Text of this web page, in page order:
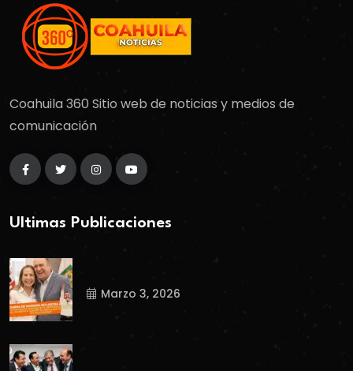
Coahuila 360 Sitio web de noticias y medios de
comunicación
Ultimas Publicaciones
Marzo 3, 2026